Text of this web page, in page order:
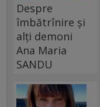
Despre
îmbătrînire și
alți demoni
Ana Maria
SANDU